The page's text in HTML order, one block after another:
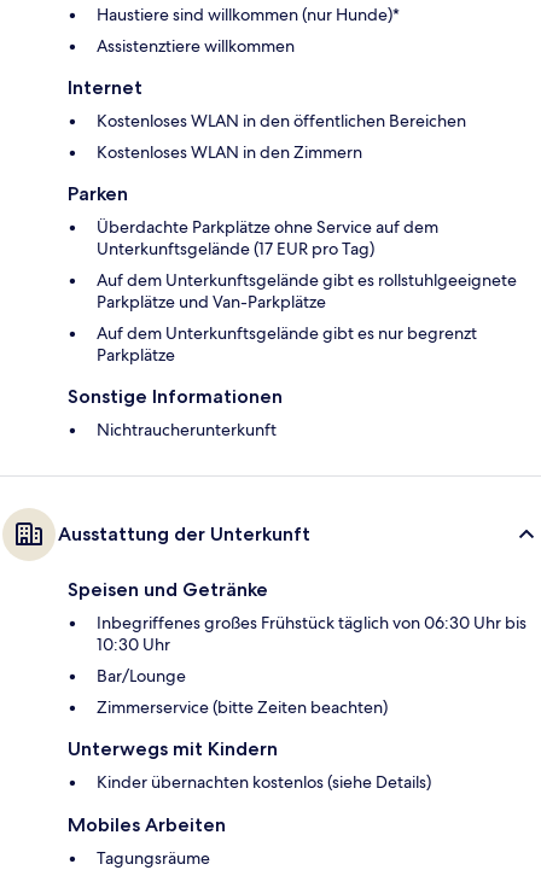
Haustiere sind willkommen (nur Hunde)*
Assistenztiere willkommen
Internet
Kostenloses WLAN in den öffentlichen Bereichen
Kostenloses WLAN in den Zimmern
Parken
Überdachte Parkplätze ohne Service auf dem
Unterkunftsgelände (17 EUR pro Tag)
Auf dem Unterkunftsgelände gibt es rollstuhlgeeignete
Parkplätze und Van-Parkplätze
Auf dem Unterkunftsgelände gibt es nur begrenzt
Parkplätze
Sonstige Informationen
Nichtraucherunterkunft
Ausstattung der Unterkunft
Speisen und Getränke
Inbegriffenes großes Frühstück täglich von 06:30 Uhr bis
10:30 Uhr
Bar/Lounge
Zimmerservice (bitte Zeiten beachten)
Unterwegs mit Kindern
Kinder übernachten kostenlos (siehe Details)
Mobiles Arbeiten
Tagungsräume